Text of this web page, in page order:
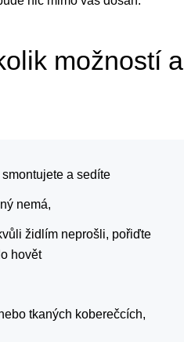
možností a
a sedíte
nemá,
židlím neprošli, pořiďte
hovět
tkaných koberečcích,